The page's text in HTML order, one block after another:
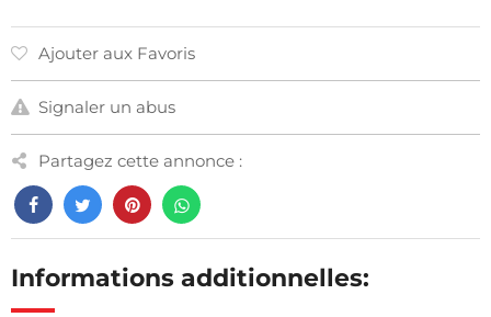
Ajouter aux Favoris
Signaler un abus
Partagez cette annonce :
Informations additionnelles: